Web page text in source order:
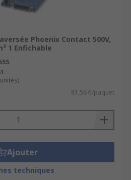
Phoenix Contact 500V,
1 Enfichable
81,56 €/paquet
Ajouter
techniques